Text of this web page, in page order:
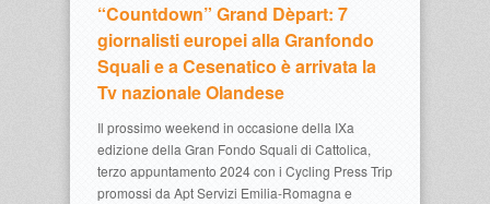
“Countdown” Grand Dèpart: 7
giornalisti europei alla Granfondo
Squali e a Cesenatico è arrivata la
Tv nazionale Olandese
Il prossimo weekend in occasione della IXa
edizione della Gran Fondo Squali di Cattolica,
terzo appuntamento 2024 con i Cycling Press Trip
promossi da Apt Servizi Emilia-Romagna e